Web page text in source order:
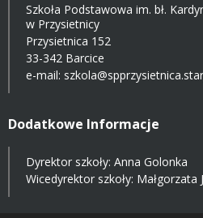
Szkoła Podstawowa im. bł.
w Przysietnicy
Przysietnica 152
33-342 Barcice
e-mail:
Dodatkowe Informacje
Dyrektor szkoły: Anna Golonka
Wicedyrektor szkoły: Małgorzata